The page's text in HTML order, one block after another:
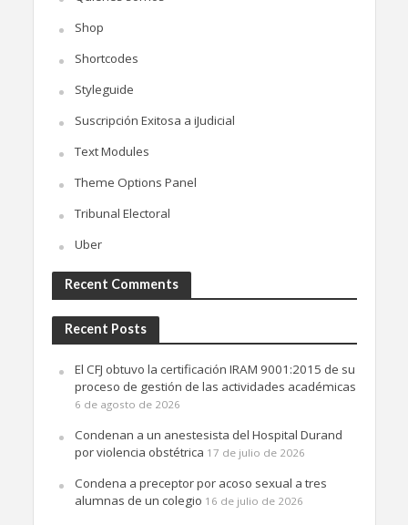
Shop
Shortcodes
Styleguide
Suscripción Exitosa a iJudicial
Text Modules
Theme Options Panel
Tribunal Electoral
Uber
Recent Comments
Recent Posts
El CFJ obtuvo la certificación IRAM 9001:2015 de su
proceso de gestión de las actividades académicas
6 de agosto de 2026
Condenan a un anestesista del Hospital Durand
por violencia obstétrica 17 de julio de 2026
Condena a preceptor por acoso sexual a tres
alumnas de un colegio 16 de julio de 2026